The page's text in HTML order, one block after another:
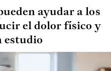
ayudar a los
el dolor físico y
estudio